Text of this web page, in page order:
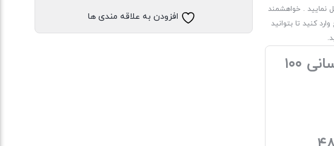
نمایید . خواهشمند
کنید تا بتوانید
دور سینه بدون کشسانی ۱۰۰
افزودن به علاقه مندی ها